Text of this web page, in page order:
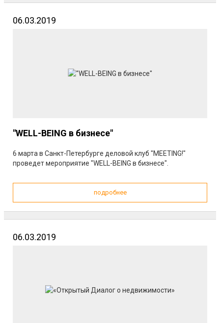
06.03.2019
"WELL-BEING в бизнесе"
6 марта в Санкт-Петербурге деловой клуб "MEETING!"
проведет мероприятие "WELL-BEING в бизнесе".
подробнее
06.03.2019